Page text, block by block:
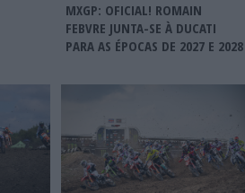
MXGP: OFICIAL! ROMAIN
FEBVRE JUNTA-SE À DUCATI
PARA AS ÉPOCAS DE 2027 E 2028